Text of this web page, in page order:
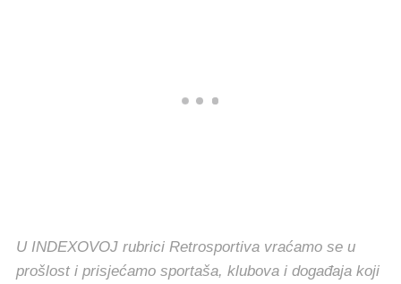
U INDEXOVOJ rubrici Retrosportiva vraćamo se u
prošlost i prisjećamo sportaša, klubova i događaja koji